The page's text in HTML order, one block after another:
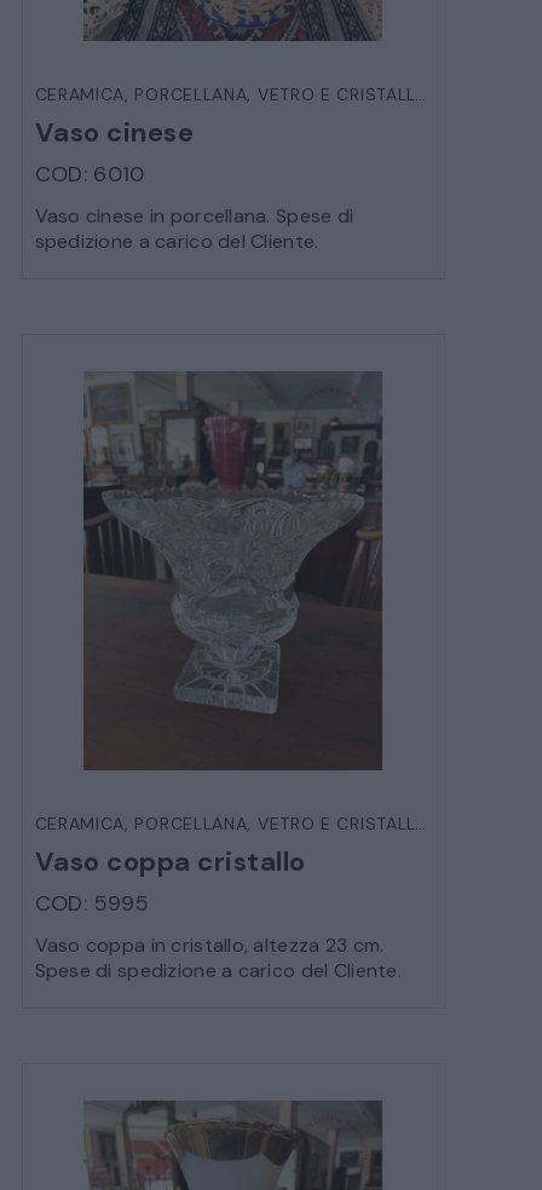
CERAMICA, PORCELLANA, VETRO E CRISTALLO
Vaso cinese
COD: 6010
Vaso cinese in porcellana. Spese di
spedizione a carico del Cliente.
CERAMICA, PORCELLANA, VETRO E CRISTALLO
Vaso coppa cristallo
COD: 5995
Vaso coppa in cristallo, altezza 23 cm.
Spese di spedizione a carico del Cliente.